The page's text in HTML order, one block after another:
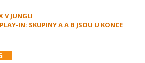
V JUNGLI
IN: SKUPINY A A B JSOU U KONCE